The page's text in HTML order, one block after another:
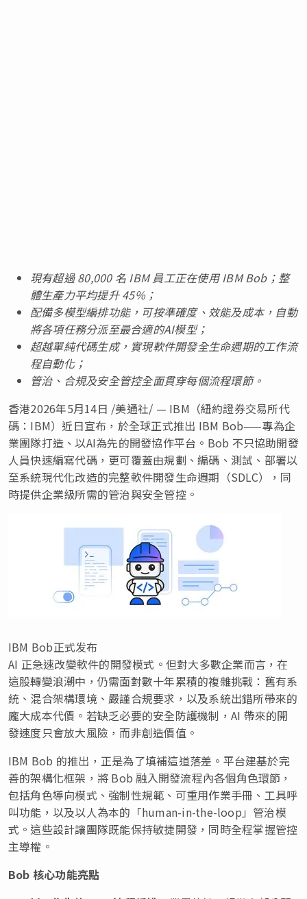
現有超過80,000 名 IBM員工正在使用IBM Bob；整
體生產力平均提升45%；
配備多模型編排功能，可按準確度、效能及成本，自動
將各項任務分派至最合適的AI模型；
超越單純代碼生成，實現軟件開發全生命週期的工作流
程自動化；
管治、合規及安全管控全面貫穿每個流程環節。
香港2026年5月14日 /美通社/ — IBM（紐約證券交易所代
碼：IBM）近日宣布，於全球正式推出 IBM Bob——專為企
業團隊打造、以AI為先的開發協作平台。Bob 不只協助開發
人員快速編寫代碼，更可覆蓋由規劃、編碼、測試、部署以
至系統現代化改造的完整軟件開發生命週期（SDLC），同
時提供企業級所需的管治與安全管控。
IBM Bob正式发布
AI 正急速改變軟件的開發模式。但對大多數企業而言，在
這股轉變浪潮中，仍需面對數十年累積的複雜挑戰：舊有系
統、混合架構環境、嚴謹合規要求，以及系統出錯所帶來的
龐大成本代價。若缺乏必要的安全防護機制，AI 帶來的開
發速度只會放大風險，而非創造價值。
IBM Bob 的推出，正是為了填補這道落差。平台建基於完
善的架構化框架，將 Bob 融入開發流程內各個角色環節，
包括角色導向模式、強制性規範、可重用作業手冊、工具呼
叫功能，以及以人為本的「human-in-the-loop」管治模
式。這些設計讓團隊既能保持敏捷開發，同時全程掌握管控
主導權。
Bob 核心功能亮點